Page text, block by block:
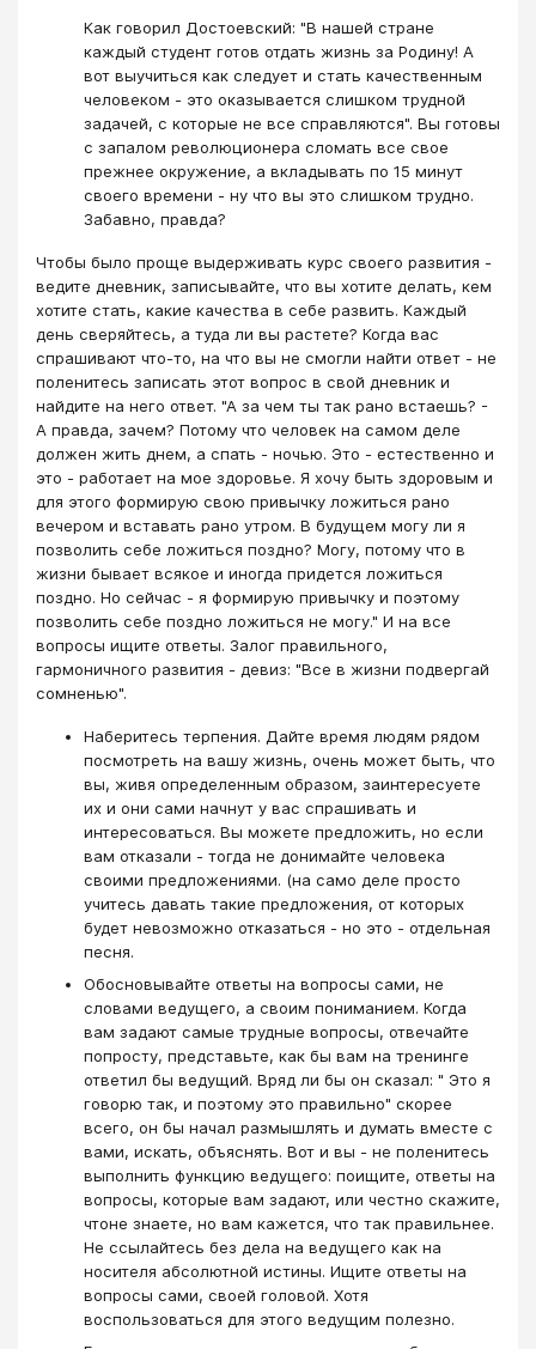
Как говорил Достоевский: "В нашей стране
каждый студент готов отдать жизнь за Родину! А
вот выучиться как следует и стать качественным
человеком - это оказывается слишком трудной
задачей, с которые не все справляются". Вы готовы
с запалом революционера сломать все свое
прежнее окружение, а вкладывать по 15 минут
своего времени - ну что вы это слишком трудно.
Забавно, правда?
Чтобы было проще выдерживать курс своего развития -
ведите дневник, записывайте, что вы хотите делать, кем
хотите стать, какие качества в себе развить. Каждый
день сверяйтесь, а туда ли вы растете? Когда вас
спрашивают что-то, на что вы не смогли найти ответ - не
поленитесь записать этот вопрос в свой дневник и
найдите на него ответ. "А за чем ты так рано встаешь? -
А правда, зачем? Потому что человек на самом деле
должен жить днем, а спать - ночью. Это - естественно и
это - работает на мое здоровье. Я хочу быть здоровым и
для этого формирую свою привычку ложиться рано
вечером и вставать рано утром. В будущем могу ли я
позволить себе ложиться поздно? Могу, потому что в
жизни бывает всякое и иногда придется ложиться
поздно. Но сейчас - я формирую привычку и поэтому
позволить себе поздно ложиться не могу." И на все
вопросы ищите ответы. Залог правильного,
гармоничного развития - девиз: "Все в жизни подвергай
сомненью".
Наберитесь терпения. Дайте время людям рядом
посмотреть на вашу жизнь, очень может быть, что
вы, живя определенным образом, заинтересуете
их и они сами начнут у вас спрашивать и
интересоваться. Вы можете предложить, но если
вам отказали - тогда не донимайте человека
своими предложениями. (на само деле просто
учитесь давать такие предложения, от которых
будет невозможно отказаться - но это - отдельная
песня.
Обосновывайте ответы на вопросы сами, не
словами ведущего, а своим пониманием. Когда
вам задают самые трудные вопросы, отвечайте
попросту, представьте, как бы вам на тренинге
ответил бы ведущий. Вряд ли бы он сказал: " Это я
говорю так, и поэтому это правильно" скорее
всего, он бы начал размышлять и думать вместе с
вами, искать, объяснять. Вот и вы - не поленитесь
выполнить функцию ведущего: поищите, ответы на
вопросы, которые вам задают, или честно скажите,
чтоне знаете, но вам кажется, что так правильнее.
Не ссылайтесь без дела на ведущего как на
носителя абсолютной истины. Ищите ответы на
вопросы сами, своей головой. Хотя
воспользоваться для этого ведущим полезно.